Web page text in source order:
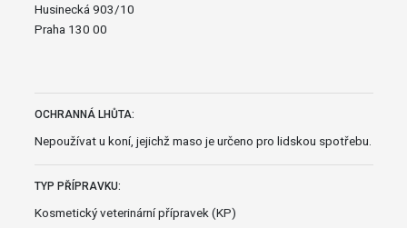
Husinecká 903/10
Praha 130 00
OCHRANNÁ LHŮTA:
Nepoužívat u koní, jejichž maso je určeno pro lidskou spotřebu.
TYP PŘÍPRAVKU:
Kosmetický veterinární přípravek (KP)